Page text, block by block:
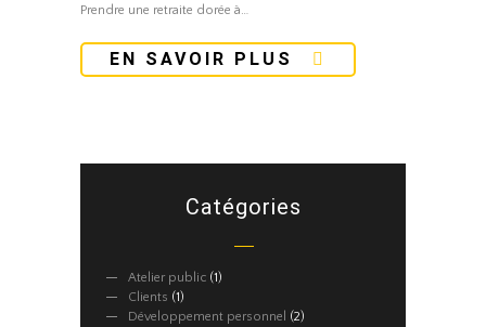
Prendre une retraite dorée à…
EN SAVOIR PLUS
Catégories
Atelier public (1)
Clients (1)
Développement personnel
(2)